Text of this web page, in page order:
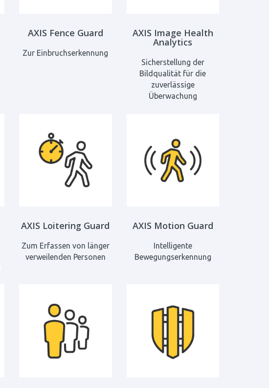
AXIS Fence Guard
Zur Einbruchserkennung
AXIS Image Health
Analytics
Sicherstellung der
Bildqualität für die
zuverlässige
Überwachung
AXIS Loitering Guard
Zum Erfassen von länger
verweilenden Personen
AXIS Motion Guard
Intelligente
Bewegungserkennung